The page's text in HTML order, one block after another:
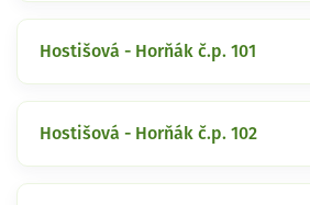
Hostišová - Horňák č.p. 101
Hostišová - Horňák č.p. 102